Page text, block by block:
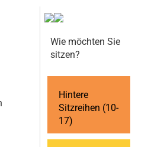
Wie möchten Sie
sitzen?
Hintere
Sitzreihen (10-
17)